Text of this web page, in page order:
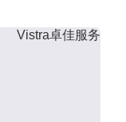
Vistra卓佳服务